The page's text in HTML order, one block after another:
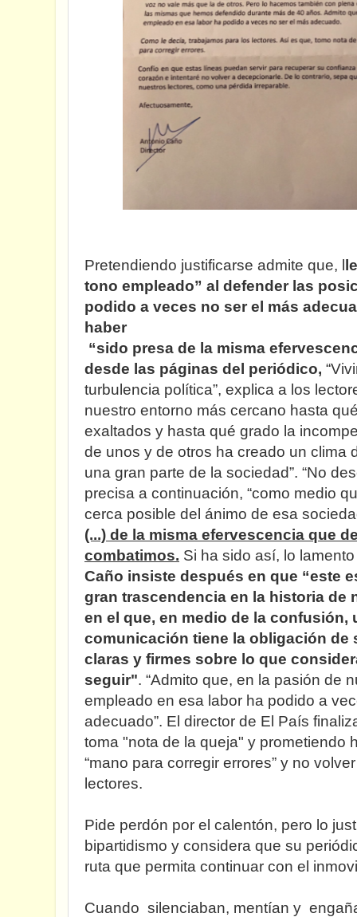
Pretendiendo justificarse admite que, l
tono empleado” al defender las
podido a veces no ser el más
haber
“sido presa de la misma
desde las páginas del periódico,
turbulencia política”, explica a los
nuestro entorno más cercano hasta
exaltados y hasta qué grado la
de unos y de otros ha creado un clima
una gran parte de la sociedad”. “No
precisa a continuación, “como medio
cerca posible del ánimo de esa
(...) de la misma efervescencia que
combatimos. Si ha sido así, lo
Caño insiste después en que “este
gran trascendencia en la historia de
en el que, en medio de la confusión,
comunicación tiene la obligación de
claras y firmes sobre lo que
seguir". “Admito que, en la pasión de
empleado en esa labor ha podido a
adecuado”. El director de El País
toma "nota de la queja" y prometiendo
“mano para corregir errores” y no
lectores.
Pide perdón por el calentón, pero lo
bipartidismo y considera que su
ruta que permita continuar con el
Cuando silenciaban, mentían y